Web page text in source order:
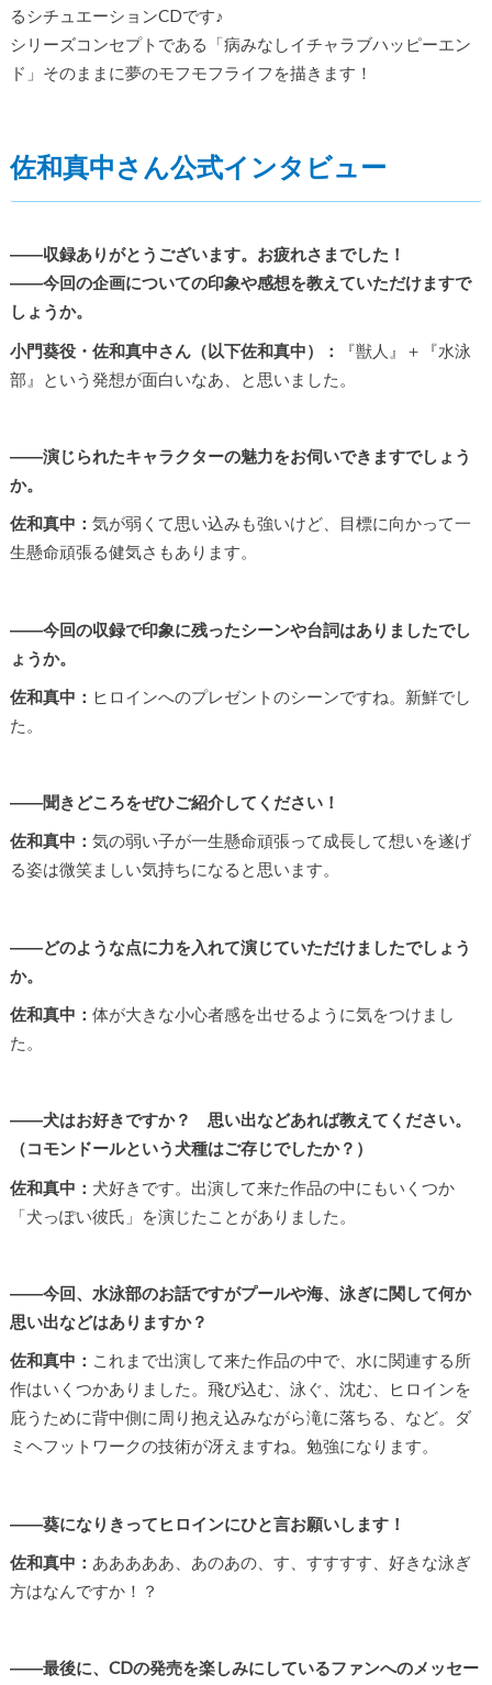
るシチュエーションCDです♪
シリーズコンセプトである「病みなしイチャラブハッピーエン
ド」そのままに夢のモフモフライフを描きます！
佐和真中さん公式インタビュー
――収録ありがとうございます。お疲れさまでした！
――今回の企画についての印象や感想を教えていただけますで
しょうか。
小門葵役・佐和真中さん（以下佐和真中）：
『獣人』＋『水泳
部』という発想が面白いなあ、と思いました。
――演じられたキャラクターの魅力をお伺いできますでしょう
か。
佐和真中： 気が弱くて思い込みも強いけど、目標に向かって一
生懸命頑張る健気さもあります。
――今回の収録で印象に残ったシーンや台詞はありましたでし
ょうか。
佐和真中： ヒロインへのプレゼントのシーンですね。新鮮でし
た。
――聞きどころをぜひご紹介してください！
佐和真中： 気の弱い子が一生懸命頑張って成長して想いを遂げ
る姿は微笑ましい気持ちになると思います。
――どのような点に力を入れて演じていただけましたでしょう
か。
佐和真中： 体が大きな小心者感を出せるように気をつけまし
た。
――犬はお好きですか？ 思い出などあれば教えてください。
（コモンドールという犬種はご存じでしたか？）
佐和真中： 犬好きです。出演して来た作品の中にもいくつか
「犬っぽい彼氏」を演じたことがありました。
――今回、水泳部のお話ですがプールや海、泳ぎに関して何か
思い出などはありますか？
佐和真中： これまで出演して来た作品の中で、水に関連する所
作はいくつかありました。飛び込む、泳ぐ、沈む、ヒロインを
庇うために背中側に周り抱え込みながら滝に落ちる、など。ダ
ミヘフットワークの技術が冴えますね。勉強になります。
――葵になりきってヒロインにひと言お願いします！
佐和真中： あああああ、あのあの、す、すすすす、好きな泳ぎ
方はなんですか！？
――最後に、CDの発売を楽しみにしているファンへのメッセー